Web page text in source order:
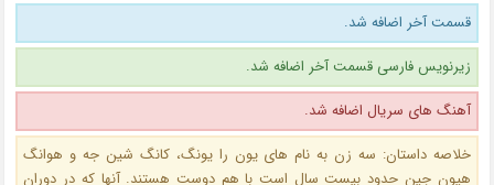
قسمت آخر اضافه شد.
زیرنویس فارسی قسمت آخر اضافه شد.
آهنگ های سریال اضافه شد.
خلاصه داستان: سه زن به نام های یون را یونگ، کانگ شین جه و هوانگ
هیون جین حدود بیست سال است با هم دوست هستند. آنها که در دوران